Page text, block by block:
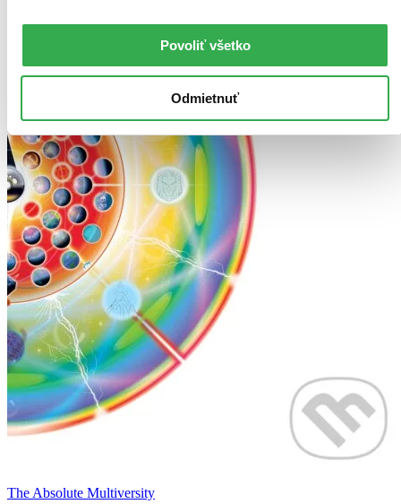
Povoliť všetko
Odmietnuť
The Absolute Multiversity